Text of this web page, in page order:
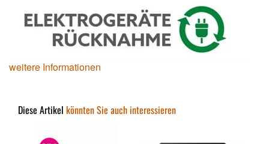
weitere Informationen
Diese Artikel könnten Sie auch interessieren